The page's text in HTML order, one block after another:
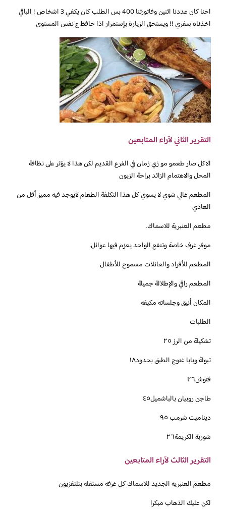
احنا كان عددنا اثنين وفاتورتنا 400 بس الطلب كان يكفي 3 اشخاص ! الباقي
اخذناه سفري !! ويستحق الزيارة بإستمرار اذا حافظ ع نفس المستوى
التقرير الثاني لآراء المتابعين
الاكل صار طعمو مو زي زمان في الفرع القديم لكن هذا لا يؤثر على نظافة
المحل والاهتمام الزائد براحة الزبون
المطعم غالي شوي لا يسوي كل هذا التكلفة الطعام لايوجد فيه مميز أقل من
العادي
مطعم العنبرية للاسماك.
موفر غرف خاصة وتنفع الواحد يعزم فيها عوائل.
المطعم للأفراد والعائلات مسموح للأطفال
المطعم راقي والإطلالة جميلة
المكان أنيق وجلساته مكيفه
الطلبات
تشكيلة من الرز ٢٥
تبولة وبابا غنوج الطبق بحدود١٨
فتوش٢٦
طاجن روبيان بالباشميل٤٥
ديناميت شرمب ٩٥
شوربة الكريمة٢٦
التقرير الثالث لآراء المتابعين
مطعم العنبريه الجديد للاسماك كل غرفه مستقله بتلتفزيون
لكن عليك الذهاب مبكرا